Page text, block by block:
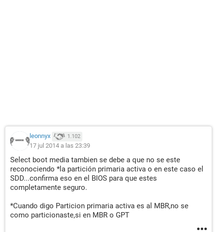
leonnyx 1.102
17 jul 2014 a las 23:39
Select boot media tambien se debe a que no se este
reconociendo *la partición primaria activa o en este caso el
SDD...confirma eso en el BIOS para que estes
completamente seguro.
*Cuando digo Particion primaria activa es al MBR,no se
como particionaste,si en MBR o GPT